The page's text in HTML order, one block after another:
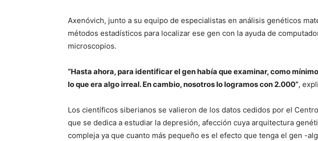
Axenóvich, junto a su equipo de especialistas en análisis genéticos
métodos estadísticos para localizar ese gen con la ayuda de
microscopios.
“Hasta ahora, para identificar el gen había que examinar, como
lo que era algo irreal. En cambio, nosotros lo logramos con 2.000”,
Los científicos siberianos se valieron de los datos cedidos por el
que se dedica a estudiar la depresión, afección cuya arquitectura
compleja ya que cuanto más pequeño es el efecto que tenga el gen -